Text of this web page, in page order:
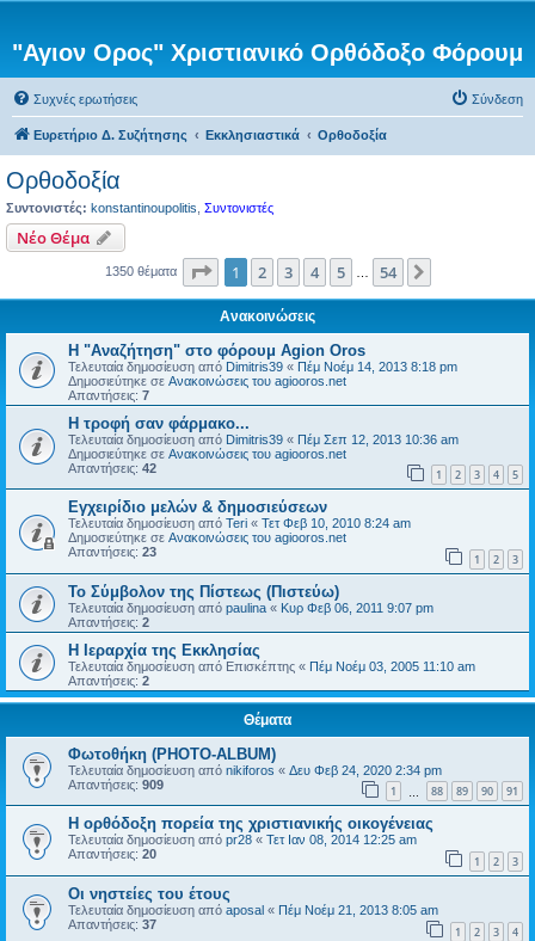
"Αγιον Ορος" Χριστιανικό Ορθόδοξο Φόρουμ
Συχνές ερωτήσεις Σύνδεση
Ευρετήριο Δ. Συζήτησης Εκκλησιαστικά Ορθοδοξία
Ορθοδοξία
Συντονιστές: konstantinoupolitis Συντονιστές
Νέο Θέμα
1350 θέματα Σελίδα από54
1 2 3 4 5 54
Ανακοινώσεις
Η "Αναζήτηση" στο φόρουμ Agion Oros
Τελευταία δημοσίευση από Dimitris39 « Πέμ Νοέμ 14, 2013 8:18 pm
Δημοσιεύτηκε σε Ανακοινώσεις του agiooros.net
Απαντήσεις: 7
H τροφή σαν φάρμακο...
Τελευταία δημοσίευση από Dimitris39 « Πέμ Σεπ 12, 2013 10:36 am
Δημοσιεύτηκε σε Ανακοινώσεις του agiooros.net
Απαντήσεις: 42 1 2 3 4 5
Εγχειρίδιο μελών & δημοσιεύσεων
Τελευταία δημοσίευση από Teri « Τετ Φεβ 10, 2010 8:24 am
Δημοσιεύτηκε σε Ανακοινώσεις του agiooros.net
Απαντήσεις: 23 1 2 3
Το Σύμβολον της Πίστεως (Πιστεύω)
Τελευταία δημοσίευση από paulina « Κυρ Φεβ 06, 2011 9:07 pm
Απαντήσεις: 2
Η Ιεραρχία της Εκκλησίας
Τελευταία δημοσίευση από Επισκέπτης « Πέμ Νοέμ 03, 2005 11:10 am
Απαντήσεις: 2
Θέματα
Φωτοθήκη (PHOTO-ALBUM)
Τελευταία δημοσίευση από nikiforos « Δευ Φεβ 24, 2020 2:34 pm
Απαντήσεις: 909 1 88 89 90 91
Η ορθόδοξη πορεία της χριστιανικής οικογένειας
Τελευταία δημοσίευση από pr28 « Τετ Ιαν 08, 2014 12:25 am
Απαντήσεις: 20 1 2 3
Οι νηστείες του έτους
Τελευταία δημοσίευση από aposal « Πέμ Νοέμ 21, 2013 8:05 am
Απαντήσεις: 37 1 2 3 4